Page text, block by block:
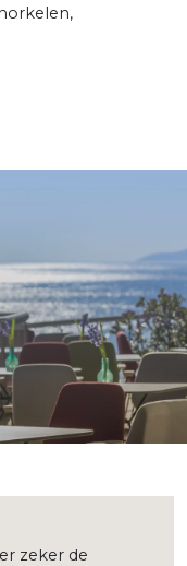
zeker de